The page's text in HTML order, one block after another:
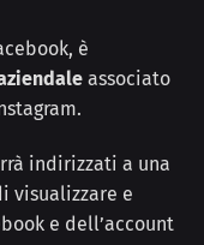
è
associato
indirizzati a una
visualizzare e
e dell’account